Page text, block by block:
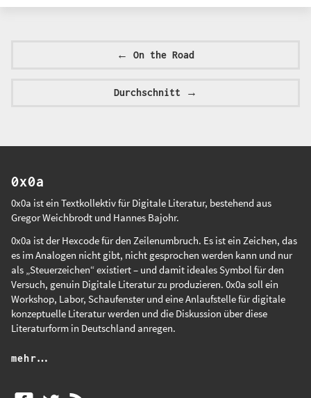
← On the Road
Durchschnitt →
0x0a
0x0a ist ein Textkollektiv für Digitale Literatur, bestehend aus
Gregor Weichbrodtund Hannes Bajohr.
0x0a ist der Hexcode für den Zeilenumbruch. Es ist ein Zeichen, das
es im Analogen nicht gibt, nicht gesprochen werden kann und nur
als „Steuerzeichen“ existiert – und damit ideales Symbol für den
Versuch, genuin Digitale Literatur zu produzieren. 0x0a soll ein
Workshop, Labor, Schaufenster und eine Anlaufstelle für digitale
konzeptuelle Literatur werden und die Diskussion über diese
Literaturform in Deutschland anregen.
mehr…